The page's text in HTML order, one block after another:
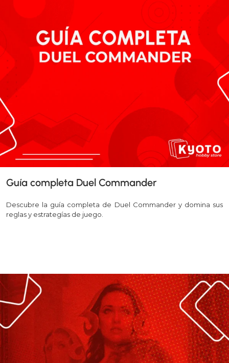
Guía completa Duel Commander
Descubre la guía completa de Duel Commander y domina sus
reglas y estrategías de juego.